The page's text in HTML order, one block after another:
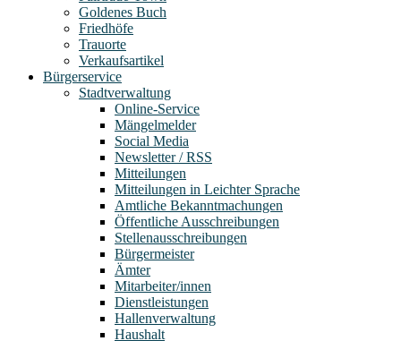
Goldenes Buch
Friedhöfe
Trauorte
Verkaufsartikel
Bürgerservice
Stadtverwaltung
Online-Service
Mängelmelder
Social Media
Newsletter / RSS
Mitteilungen
Mitteilungen in Leichter Sprache
Amtliche Bekanntmachungen
Öffentliche Ausschreibungen
Stellenausschreibungen
Bürgermeister
Ämter
Mitarbeiter/innen
Dienstleistungen
Hallenverwaltung
Haushalt